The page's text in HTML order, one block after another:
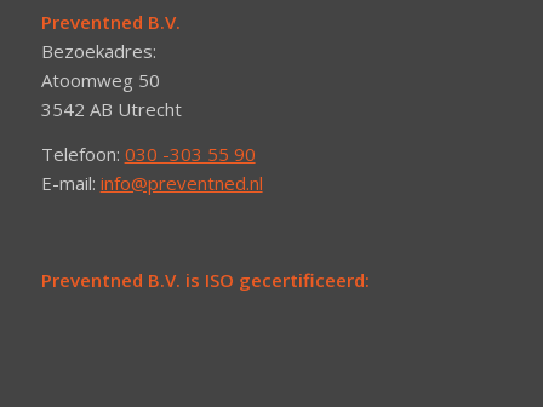
Preventned B.V.
Bezoekadres:
Atoomweg 50
3542 AB Utrecht
Telefoon: 030 -303 55 90
E-mail: info@preventned.nl
Preventned B.V. is ISO gecertificeerd: